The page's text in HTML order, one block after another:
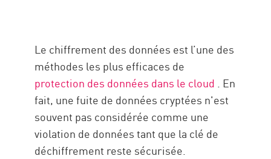
Le chiffrement des données est l’une des
méthodes les plus efficaces de
protection des données dans le cloud . En
fait, une fuite de données cryptées n'est
souvent pas considérée comme une
violation de données tant que la clé de
déchiffrement reste sécurisée.